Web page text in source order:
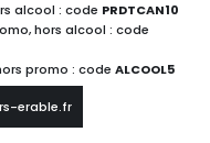
alcool : code PRDTCAN10
hors alcool : code
promo : code ALCOOL5
erable.fr